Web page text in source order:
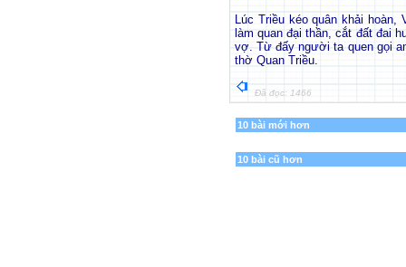
Lúc Triều kéo quân khải
làm quan đại thần, cắt đất đai
vợ. Từ đấy người ta quen gọi
thờ Quan Triều.
Đã đọc: 1466
10 bài mới hơn
10 bài cũ hơn